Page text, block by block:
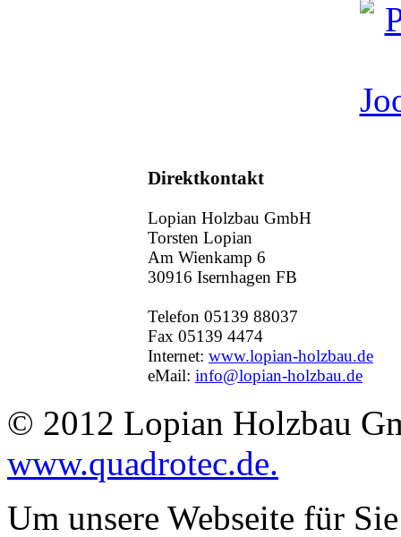
Direktkontakt
Lopian Holzbau GmbH
Torsten Lopian
Am Wienkamp 6
30916 Isernhagen FB
Telefon 05139 88037
Fax 05139 4474
Internet: www.lopian-holzbau.de
eMail: info@lopian-holzbau.de
© 2012 Lopian Holzbau
www.quadrotec.de.
Um unsere Webseite für